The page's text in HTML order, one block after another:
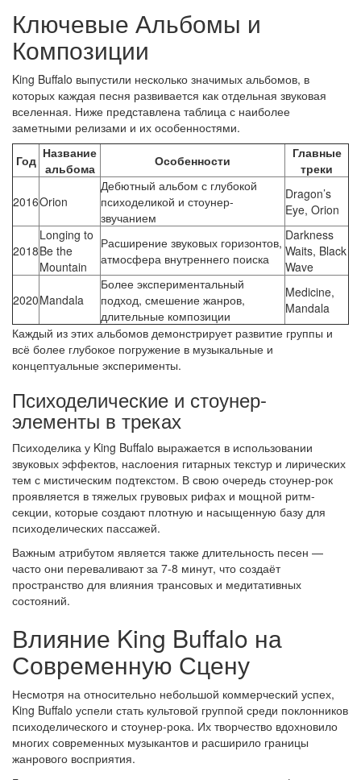
Ключевые Альбомы и
Композиции
King Buffalo выпустили несколько значимых альбомов, в
которых каждая песня развивается как отдельная звуковая
вселенная. Ниже представлена таблица с наиболее
заметными релизами и их особенностями.
Год Название
альбома
Особенности
Главные
треки
2016Orion
Дебютный альбом с глубокой
психоделикой и стоунер-
звучанием
Dragon’s
Eye, Orion
2018
Longing to
Be the
Mountain
Расширение звуковых горизонтов,
атмосфера внутреннего поиска
Darkness
Waits, Black
Wave
2020Mandala
Более экспериментальный
подход, смешение жанров,
длительные композиции
Medicine,
Mandala
Каждый из этих альбомов демонстрирует развитие группы и
всё более глубокое погружение в музыкальные и
концептуальные эксперименты.
Психоделические и стоунер-
элементы в треках
Психоделика у King Buffalo выражается в использовании
звуковых эффектов, наслоения гитарных текстур и лирических
тем с мистическим подтекстом. В свою очередь стоунер-рок
проявляется в тяжелых грувовых рифах и мощной ритм-
секции, которые создают плотную и насыщенную базу для
психоделических пассажей.
Важным атрибутом является также длительность песен —
часто они переваливают за 7-8 минут, что создаёт
пространство для влияния трансовых и медитативных
состояний.
Влияние King Buffalo на
Современную Сцену
Несмотря на относительно небольшой коммерческий успех,
King Buffalo успели стать культовой группой среди поклонников
психоделического и стоунер-рока. Их творчество вдохновило
многих современных музыкантов и расширило границы
жанрового восприятия.